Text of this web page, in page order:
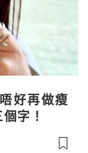
好再做瘦
字！